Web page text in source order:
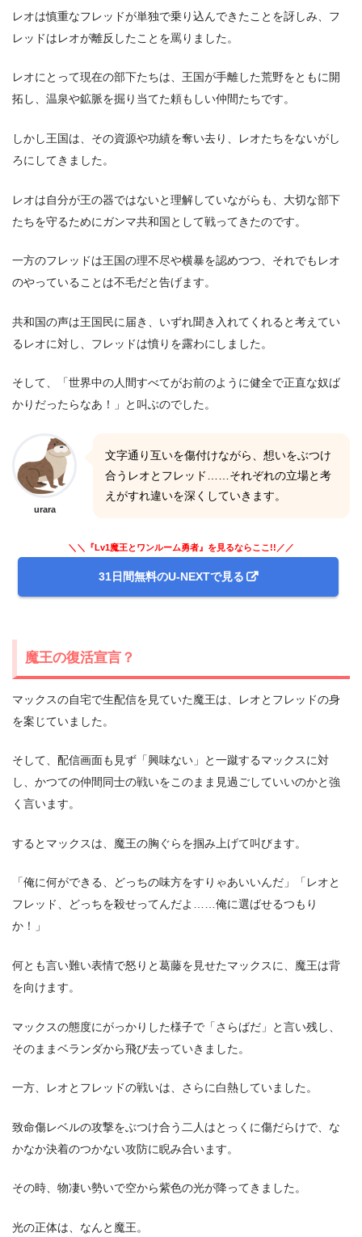
レオは慎重なフレッドが単独で乗り込んできたことを訝しみ、フ
レッドはレオが離反したことを罵りました。
レオにとって現在の部下たちは、王国が手離した荒野をともに開
拓し、温泉や鉱脈を掘り当てた頼もしい仲間たちです。
しかし王国は、その資源や功績を奪い去り、レオたちをないがし
ろにしてきました。
レオは自分が王の器ではないと理解していながらも、大切な部下
たちを守るためにガンマ共和国として戦ってきたのです。
一方のフレッドは王国の理不尽や横暴を認めつつ、それでもレオ
のやっていることは不毛だと告げます。
共和国の声は王国民に届き、いずれ聞き入れてくれると考えてい
るレオに対し、フレッドは憤りを露わにしました。
そして、「世界中の人間すべてがお前のように健全で正直な奴ば
かりだったらなあ！」と叫ぶのでした。
urara
文字通り互いを傷付けながら、想いをぶつけ
合うレオとフレッド……それぞれの立場と考
えがすれ違いを深くしていきます。
＼＼『Lv1魔王とワンルーム勇者』を見るならここ!!／／
31日間無料のU-NEXTで見る
魔王の復活宣言？
マックスの自宅で生配信を見ていた魔王は、レオとフレッドの身
を案じていました。
そして、配信画面も見ず「興味ない」と一蹴するマックスに対
し、かつての仲間同士の戦いをこのまま見過ごしていいのかと強
く言います。
するとマックスは、魔王の胸ぐらを掴み上げて叫びます。
「俺に何ができる、どっちの味方をすりゃあいいんだ」「レオと
フレッド、どっちを殺せってんだよ……俺に選ばせるつもり
か！」
何とも言い難い表情で怒りと葛藤を見せたマックスに、魔王は背
を向けます。
マックスの態度にがっかりした様子で「さらばだ」と言い残し、
そのままベランダから飛び去っていきました。
一方、レオとフレッドの戦いは、さらに白熱していました。
致命傷レベルの攻撃をぶつけ合う二人はとっくに傷だらけで、な
かなか決着のつかない攻防に睨み合います。
その時、物凄い勢いで空から紫色の光が降ってきました。
光の正体は、なんと魔王。